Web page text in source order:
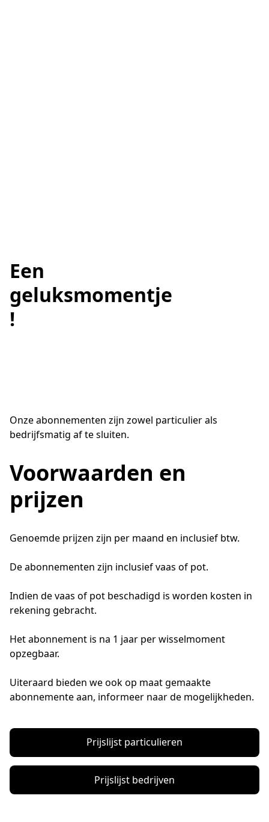
Een
geluksmomentje
!
Onze abonnementen zijn zowel particulier als
bedrijfsmatig af te sluiten.
Voorwaarden en
prijzen
Genoemde prijzen zijn per maand en inclusief btw.
De abonnementen zijn inclusief vaas of pot.
Indien de vaas of pot beschadigd is worden kosten in
rekening gebracht.
Het abonnement is na 1 jaar per wisselmoment
opzegbaar.
Uiteraard bieden we ook op maat gemaakte
abonnemente aan, informeer naar de mogelijkheden.
Prijslijst particulieren
Prijslijst bedrijven